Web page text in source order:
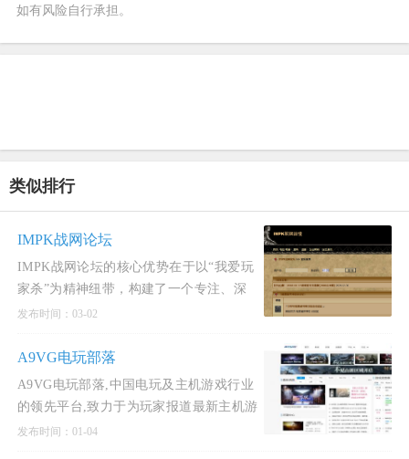
如有风险自行承担。
类似排行
IMPK战网论坛
IMPK战网论坛的核心优势在于以“我爱玩
家杀”为精神纽带，构建了一个专注、深
度、充满情怀的《暗黑破坏神》玩家社
发布时间：03-02
A9VG电玩部落
A9VG电玩部落,中国电玩及主机游戏行业
的领先平台,致力于为玩家报道最新主机游
戏独家资讯，PS4和Xbox One等主机电视
发布时间：01-04